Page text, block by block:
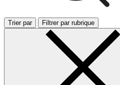
Trier par Filtrer par rubrique